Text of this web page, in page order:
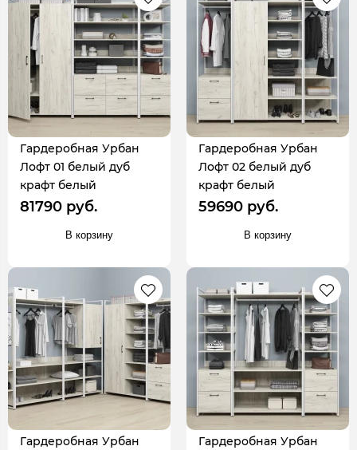
Гардеробная Урбан
Лофт 01 белый дуб
крафт белый
81790 руб.
В корзину
Гардеробная Урбан
Лофт 02 белый дуб
крафт белый
59690 руб.
В корзину
Гардеробная Урбан Гардеробная Урбан